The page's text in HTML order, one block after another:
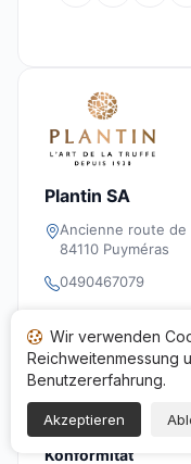
Plantin SA
Ancienne route de
84110 Puyméras
0490467079
70692021200018
https://www.truffe-
Konformität
Wir verwenden
Reichweitenmessung
Benutzererfahrung.
Akzeptieren